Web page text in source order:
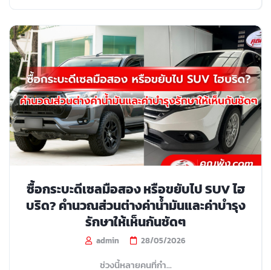
ซื้อกระบะดีเซลมือสอง หรือขยับไป SUV ไฮ
บริด? คำนวณส่วนต่างค่าน้ำมันและค่าบำรุง
รักษาให้เห็นกันชัดๆ
admin 28/05/2026
ช่วงนี้หลายคนที่กำ...